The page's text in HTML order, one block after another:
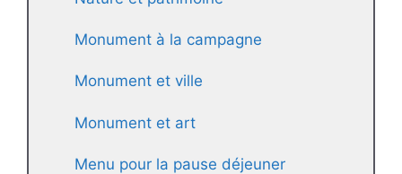
Monument à la campagne
Monument et ville
Monument et art
Menu pour la pause déjeuner